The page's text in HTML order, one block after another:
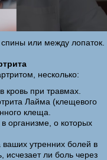
или между лопаток.
несколько:
при травмах.
Лайма (клещевого
клеща.
организме, о которых
ваших утренних болей в
исчезает ли боль через